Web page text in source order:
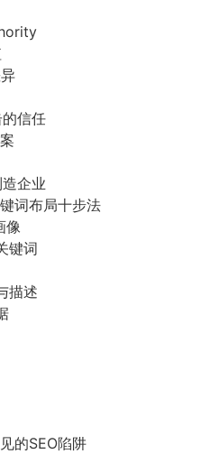
信任
企业
词布局十步法
像
键词
描述
的SEO陷阱